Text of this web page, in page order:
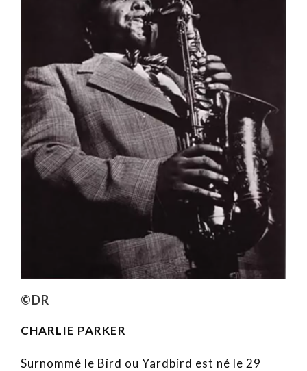
©DR
CHARLIE PARKER
Surnommé le Bird ou Yardbird est né le 29